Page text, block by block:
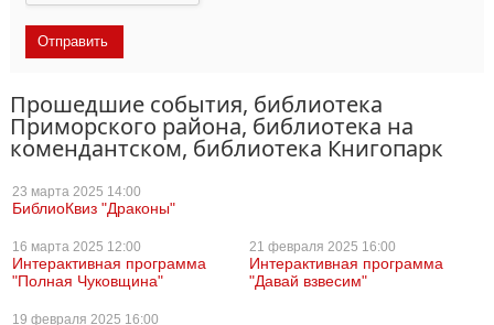
Прошедшие события, библиотека
Приморского района, библиотека на
комендантском, библиотека Книгопарк
23 марта 2025 14:00
БиблиоКвиз "Драконы"
16 марта 2025 12:00
Интерактивная программа
"Полная Чуковщина"
21 февраля 2025 16:00
Интерактивная программа
"Давай взвесим"
19 февраля 2025 16:00